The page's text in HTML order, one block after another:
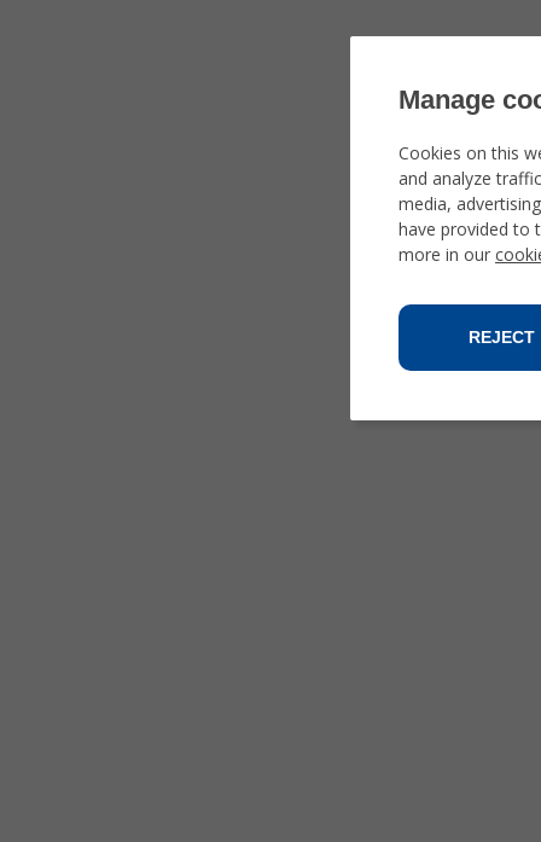
Manage
Cookies on this
and analyze
media,
have provided to
more in our
REJECT